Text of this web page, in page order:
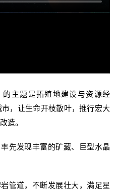
的主题是拓殖地建设与资源经
，让生命开枝散叶，推行宏大
造。
先发现丰富的矿藏、巨型水晶
管道，不断发展壮大，满足星